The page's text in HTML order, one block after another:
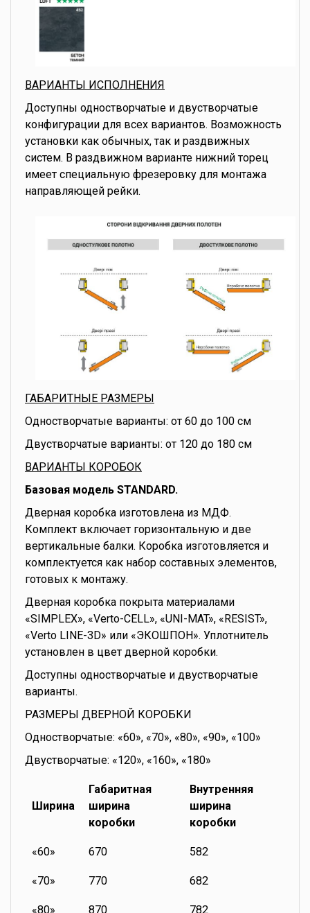
ВАРИАНТЫ ИСПОЛНЕНИЯ
Доступны одностворчатые и двустворчатые
конфигурации для всех вариантов. Возможность
установки как обычных, так и раздвижных
систем. В раздвижном варианте нижний торец
имеет специальную фрезеровку для монтажа
направляющей рейки.
ГАБАРИТНЫЕ РАЗМЕРЫ
Одностворчатые варианты: от 60 до 100 см
Двустворчатые варианты: от 120 до 180 см
ВАРИАНТЫ КОРОБОК
Базовая модель STANDARD.
Дверная коробка изготовлена из МДФ.
Комплект включает горизонтальную и две
вертикальные балки. Коробка изготовляется и
комплектуется как набор составных элементов,
готовых к монтажу.
Дверная коробка покрыта материалами
«SIMPLEX», «Verto-CELL», «UNI-MAT», «RESIST»,
«Verto LINE-3D» или «ЭКОШПОН». Уплотнитель
установлен в цвет дверной коробки.
Доступны одностворчатые и двустворчатые
варианты.
РАЗМЕРЫ ДВЕРНОЙ КОРОБКИ
Одностворчатые: «60», «70», «80», «90», «100»
Двустворчатые: «120», «160», «180»
Ширина
Габаритная
ширина
коробки
Внутренняя
ширина
коробки
«60» 670 582
«70» 770 682
«80» 870 782